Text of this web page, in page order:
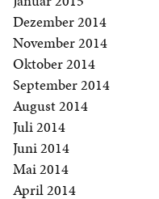
Dezember 2014
November 2014
Oktober 2014
September 2014
August 2014
Juli 2014
Juni 2014
Mai 2014
April 2014